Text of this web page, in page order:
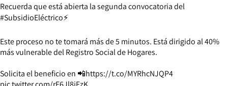
Recuerda que está abierta la segunda convocatoria del
#SubsidioEléctrico⚡️
Este proceso no te tomará más de 5 minutos. Está dirigido al 40%
más vulnerable del Registro Social de Hogares.
Solicita el beneficio en 📲https://t.co/MYRhcNJQP4